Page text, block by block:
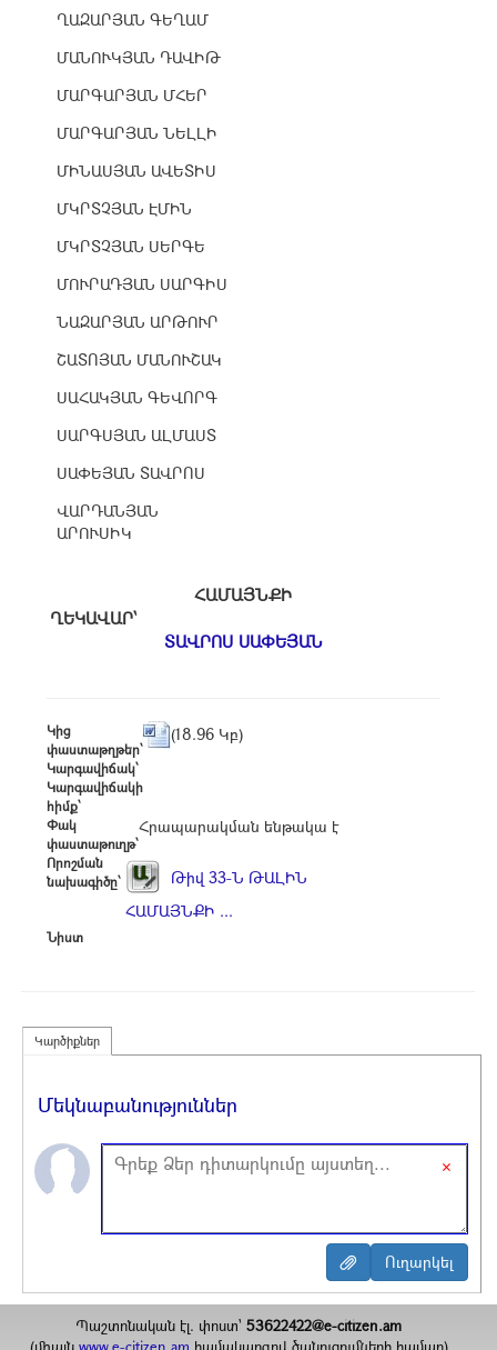
ՂԱԶԱՐՅԱՆ ԳԵՂԱՄ
ՄԱՆՈՒԿՅԱՆ ԴԱՎԻԹ
ՄԱՐԳԱՐՅԱՆ ՄՀԵՐ
ՄԱՐԳԱՐՅԱՆ ՆԵԼԼԻ
ՄԻՆԱՍՅԱՆ ԱՎԵՏԻՍ
ՄԿՐՏՉՅԱՆ ԷՄԻՆ
ՄԿՐՏՉՅԱՆ ՍԵՐԳԵ
ՄՈՒՐԱԴՅԱՆ ՍԱՐԳԻՍ
ՆԱԶԱՐՅԱՆ ԱՐԹՈՒՐ
ՇԱՏՈՅԱՆ ՄԱՆՈՒՇԱԿ
ՍԱՀԱԿՅԱՆ ԳԵՎՈՐԳ
ՍԱՐԳՍՅԱՆ ԱԼՄԱՍՏ
ՍԱՓԵՅԱՆ ՏԱՎՐՈՍ
ՎԱՐԴԱՆՅԱՆ
ԱՐՈՒՍԻԿ
ՀԱՄԱՅՆՔԻ
ՂԵԿԱՎԱՐ՝
ՏԱՎՐՈՍ ՍԱՓԵՅԱՆ
Կից
փաստաթղթեր՝
(18.96 Կբ)
Կարգավիճակ՝
Կարգավիճակի
հիմք՝
Փակ
փաստաթուղթ՝
Հրապարակման ենթակա է
Որոշման
նախագիծը՝
Թիվ 33-Ն ԹԱԼԻՆ
ՀԱՄԱՅՆՔԻ ...
Նիստ
Կարծիքներ
Մեկնաբանություններ
×
Պաշտոնական էլ. փոստ`53622422@e-citizen.am